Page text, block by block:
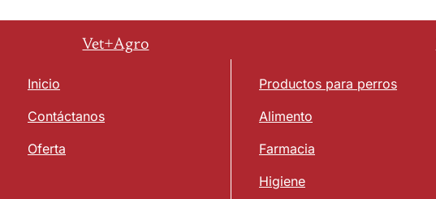
Vet+Agro
Inicio
Contáctanos
Oferta
Productos para perros
Alimento
Farmacia
Higiene